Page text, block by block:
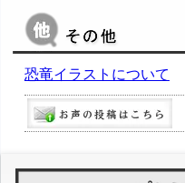
恐竜イラストについて